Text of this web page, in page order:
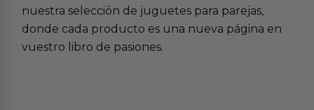
nuestra selección de juguetes para parejas,
donde cada producto es una nueva página en
vuestro libro de pasiones.